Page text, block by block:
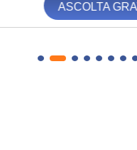
ASCOLTA